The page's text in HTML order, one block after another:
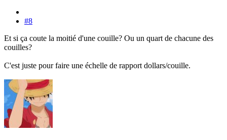
#8
Et si ça coute la moitié d'une couille? Ou un quart de chacune des
couilles?
C'est juste pour faire une échelle de rapport dollars/couille.